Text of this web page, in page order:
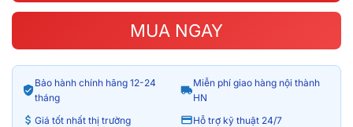
MUA NGAY
Bảo hành chính hãng 12-24
tháng
Miễn phí giao hàng nội thành
HN
Giá tốt nhất thị trường
Hỗ trợ kỹ thuật 24/7